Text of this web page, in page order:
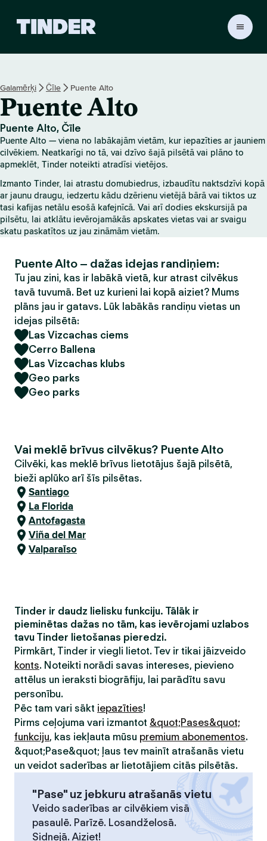
r
s
ā
u
m
l
p
a
Galamērķi Čīle Puente Alto
Puente Alto
Puente Alto, Čīle
Puente Alto — viena no labākajām vietām, kur iepazīties ar jauniem
cilvēkiem. Neatkarīgi no tā, vai dzīvo šajā pilsētā vai plāno to
apmeklēt, Tinder noteikti atradīsi vietējos.
Izmanto Tinder, lai atrastu domubiedrus, izbaudītu naktsdzīvi kopā
ar jaunu draugu, iedzertu kādu dzērienu vietējā bārā vai tiktos uz
tasi kafijas netālu esošā kafejnīcā. Vai arī dodies ekskursijā pa
pilsētu, lai atklātu ievērojamākās apskates vietas vai ar svaigu
skatu paskatītos uz jau zināmām vietām.
Puente Alto – dažas idejas randiņiem:
Tu jau zini, kas ir labākā vietā, kur atrast cilvēkus
tavā tuvumā. Bet uz kurieni lai kopā aiziet? Mums
plāns jau ir gatavs. Lūk labākās randiņu vietas un
idejas pilsētā:
Las Vizcachas ciems
Cerro Ballena
Las Vizcachas klubs
Geo parks
Geo parks
Vai meklē brīvus cilvēkus? Puente Alto
Cilvēki, kas meklē brīvus lietotājus šajā pilsētā,
bieži aplūko arī šīs pilsētas.
Santiago
La Florida
Antofagasta
Viña del Mar
Valparaīso
Tinder ir daudz lielisku funkciju. Tālāk ir
pieminētas dažas no tām, kas ievērojami uzlabos
tavu Tinder lietošanas pieredzi.
Pirmkārt, Tinder ir viegli lietot. Tev ir tikai jāizveido
konts. Noteikti norādi savas intereses, pievieno
attēlus un ieraksti biogrāfiju, lai parādītu savu
personību.
Pēc tam vari sākt iepazīties!
Pirms ceļojuma vari izmantot &quot;Pases&quot;
funkciju, kas iekļauta mūsu premium abonementos.
&quot;Pase&quot; ļaus tev mainīt atrašanās vietu
un veidot saderības ar lietotājiem citās pilsētās.
"Pase" uz jebkuru atrašanās vietu
Veido saderības ar cilvēkiem visā
pasaulē. Parīzē. Losandželosā.
Sidnejā. Aiziet!